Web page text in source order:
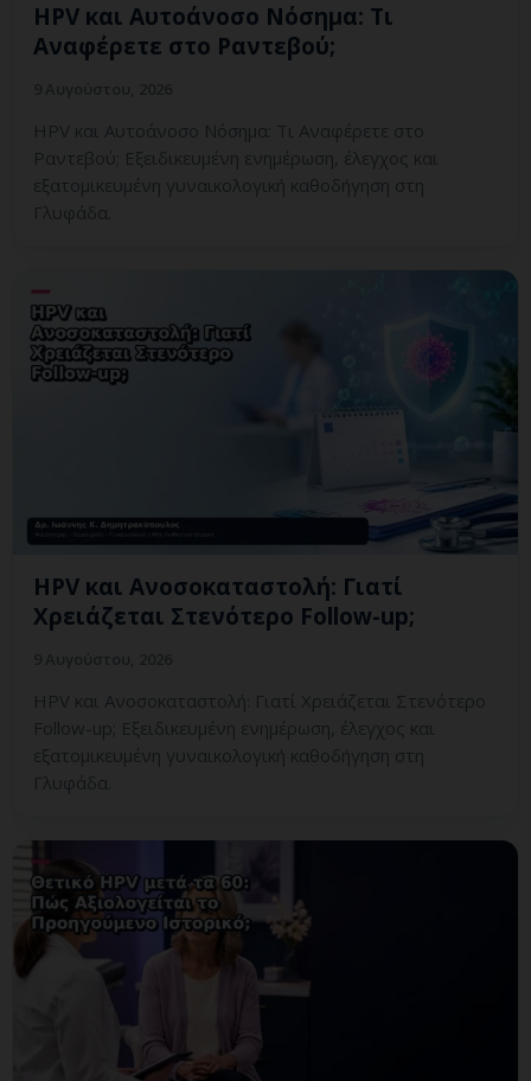
HPV και Αυτοάνοσο Νόσημα: Τι
Αναφέρετε στο Ραντεβού;
HPV και Αυτοάνοσο Νόσημα: Τι Αναφέρετε στο
Ραντεβού; Εξειδικευμένη ενημέρωση, έλεγχος και
εξατομικευμένη γυναικολογική καθοδήγηση στη
Γλυφάδα.
HPV και Ανοσοκαταστολή: Γιατί
Χρειάζεται Στενότερο Follow-up;
HPV και Ανοσοκαταστολή: Γιατί Χρειάζεται Στενότερο
Follow-up; Εξειδικευμένη ενημέρωση, έλεγχος και
εξατομικευμένη γυναικολογική καθοδήγηση στη
Γλυφάδα.